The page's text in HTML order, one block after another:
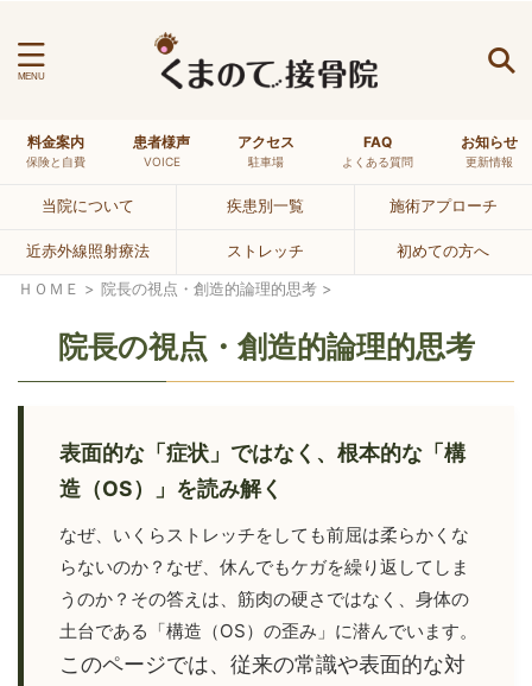
最近の投稿
原因不明のめまいと「体前屈の硬さ」の繋がりを、
当院が重要視する理由とは
2026年8
月1日
体前屈ができない高校生アスリートの「脊柱のしなや
かさ」を当院が重要視する理由とは
2026年7
首を揉むと悪化する理由と、当院の最新の見立て
7月27日
2026年7
しい「認知」
2026年7月
19日
【改善事例】中学生の腰痛を放置するな。スポーツを
体の真実
19日
【改善事例】腰が横にズレて立てない「ぎっくり
腰」。歩いて帰るための6つの臨床ステップ
月19日
料金案内
保険と自費
患者様声
VOICE
アクセス
駐車場
FAQ
よくある質問
お知らせ
更新情報
当院について 疾患別一覧 施術アプローチ
近赤外線照射療法 ストレッチ 初めての方へ
ＨＯＭＥ > 院長の視点・創造的論理的思考 >
院長の視点・創造的論理的思考
表面的な「症状」ではなく、根本的な「構
造（OS）」を読み解く
なぜ、いくらストレッチをしても前屈は柔らかくな
らないのか？なぜ、休んでもケガを繰り返してしま
うのか？その答えは、筋肉の硬さではなく、身体の
土台である「構造（OS）の歪み」に潜んでいます。
このページでは、従来の常識や表面的な対